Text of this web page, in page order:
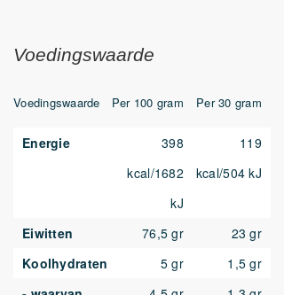
Voedingswaarde
Voedingswaarde Per 100 gram Per 30 gram
Energie
398
kcal/1682
kJ
119
kcal/504 kJ
Eiwitten 76,5 gr
23 gr
Koolhydraten
5 gr
1,5 gr